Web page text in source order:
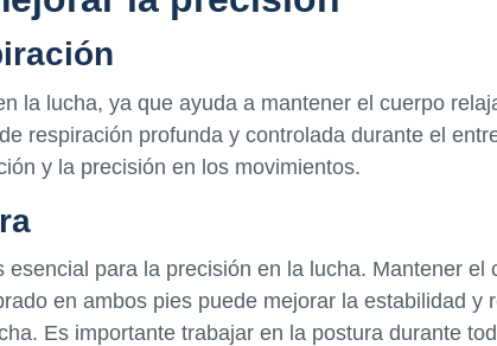
la lucha, ya que ayuda a mantener el cuerpo
respiración profunda y controlada durante el
y la precisión en los movimientos.
esencial para la precisión en la lucha. Mantener el
en ambos pies puede mejorar la estabilidad y
Es importante trabajar en la postura durante